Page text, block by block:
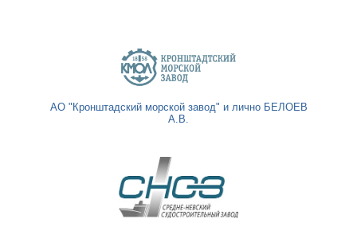
АО "Кронштадский морской завод" и лично БЕЛОЕВ
А.В.